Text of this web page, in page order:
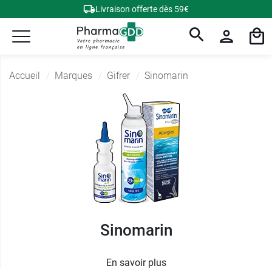
Livraison offerte dès 59€
Accueil Marques Gifrer Sinomarin
Sinomarin
En savoir plus